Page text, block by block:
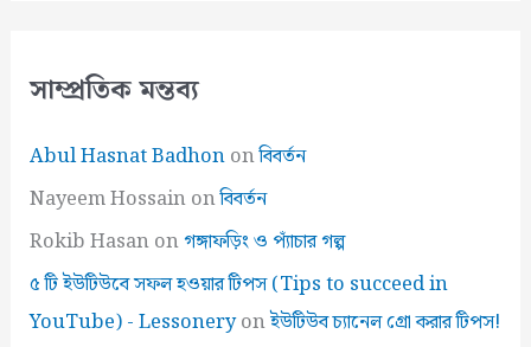
সাম্প্রতিক মন্তব্য
Abul Hasnat Badhononবিবর্তন
Nayeem Hossainonবিবর্তন
Rokib Hasanonগঙ্গাফড়িং ও প্যাঁচার গল্প
৫ টি ইউটিউবে সফল হওয়ার টিপস (Tips to succeed in
YouTube) - Lessoneryonইউটিউব চ্যানেল গ্রো করার টিপস!